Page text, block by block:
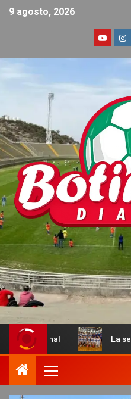
9 agosto, 2026
La selección